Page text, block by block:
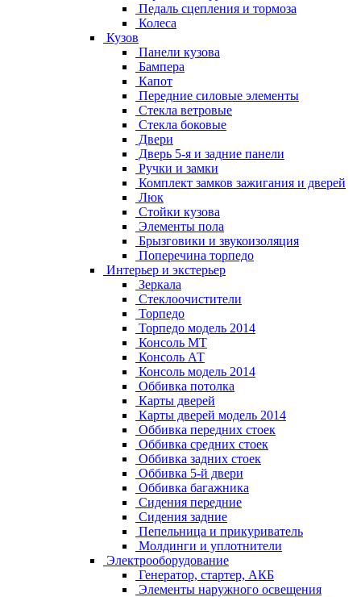
Педаль сцепления и тормоза
Колеса
Кузов
Панели кузова
Бампера
Капот
Передние силовые элементы
Стекла ветровые
Стекла боковые
Двери
Дверь 5-я и задние панели
Ручки и замки
Комплект замков зажигания и дверей
Люк
Стойки кузова
Элементы пола
Брызговики и звукоизоляция
Поперечина торпедо
Интерьер и экстерьер
Зеркала
Стеклоочистители
Торпедо
Торпедо модель 2014
Консоль МТ
Консоль АТ
Консоль модель 2014
Оббивка потолка
Карты дверей
Карты дверей модель 2014
Оббивка передних стоек
Оббивка средних стоек
Оббивка задних стоек
Оббивка 5-й двери
Оббивка багажника
Сидения передние
Сидения задние
Пепельница и прикуриватель
Молдинги и уплотнители
Электрооборудование
Генератор, стартер, АКБ
Элементы наружного освещения